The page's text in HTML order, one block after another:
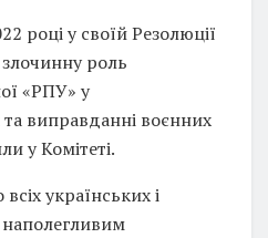
році у своїй Резолюції
роль
«РПУ» у
виправданні воєнних
у Комітеті.
українських і